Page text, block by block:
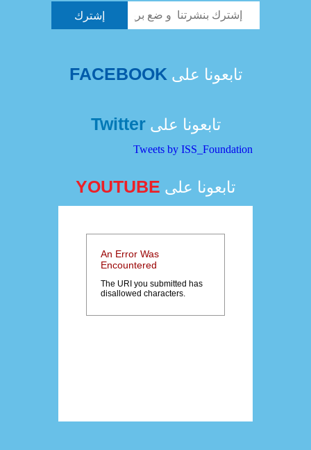
تابعونا علىFACEBOOK
تابعونا علىTwitter
Tweets by ISS_Foundation
تابعونا على YOUTUBE